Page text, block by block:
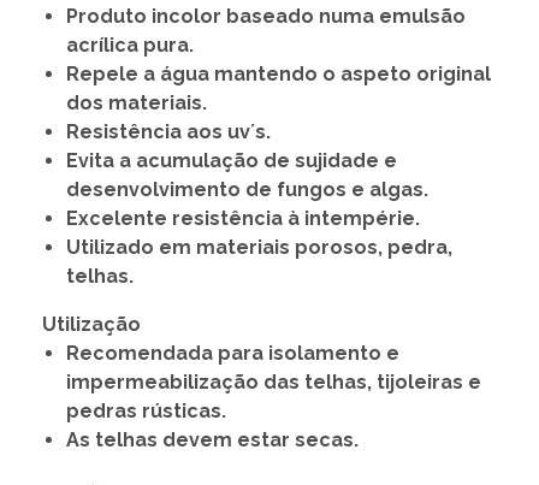
Produto incolor baseado numa emulsão
acrílica pura.
Repele a água mantendo o aspeto original
dos materiais.
Resistência aos uv´s.
Evita a acumulação de sujidade e
desenvolvimento de fungos e algas.
Excelente resistência à intempérie.
Utilizado em materiais porosos, pedra,
telhas.
Utilização
Recomendada para isolamento e
impermeabilização das telhas, tijoleiras e
pedras rústicas.
As telhas devem estar secas.